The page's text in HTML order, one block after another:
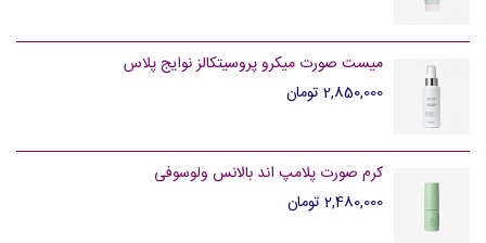
میست صورت میکرو پروسیتکالز نوایج پلاس
2,850,000 تومان
کرم صورت پلامپ اند بالانس ولوسوفی
2,480,000 تومان